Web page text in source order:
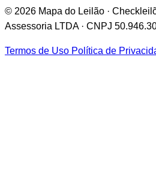
© 2026 Mapa do Leilão ·
Assessoria LTDA · CNPJ
Termos de Uso Política de